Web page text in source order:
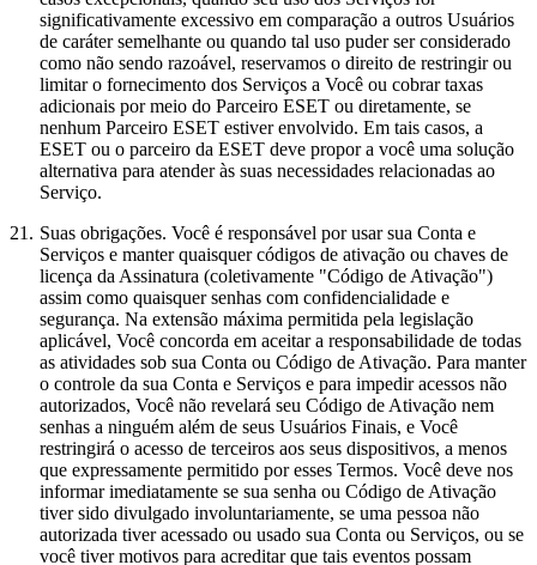
significativamente excessivo em comparação a outros Usuários
de caráter semelhante ou quando tal uso puder ser considerado
como não sendo razoável, reservamos o direito de restringir ou
limitar o fornecimento dos Serviços a Você ou cobrar taxas
adicionais por meio do Parceiro ESET ou diretamente, se
nenhum Parceiro ESET estiver envolvido. Em tais casos, a
ESET ou o parceiro da ESET deve propor a você uma solução
alternativa para atender às suas necessidades relacionadas ao
Serviço.
21. Suas obrigações. Você é responsável por usar sua Conta e
Serviços e manter quaisquer códigos de ativação ou chaves de
licença da Assinatura (coletivamente "Código de Ativação")
assim como quaisquer senhas com confidencialidade e
segurança. Na extensão máxima permitida pela legislação
aplicável, Você concorda em aceitar a responsabilidade de todas
as atividades sob sua Conta ou Código de Ativação. Para manter
o controle da sua Conta e Serviços e para impedir acessos não
autorizados, Você não revelará seu Código de Ativação nem
senhas a ninguém além de seus Usuários Finais, e Você
restringirá o acesso de terceiros aos seus dispositivos, a menos
que expressamente permitido por esses Termos. Você deve nos
informar imediatamente se sua senha ou Código de Ativação
tiver sido divulgado involuntariamente, se uma pessoa não
autorizada tiver acessado ou usado sua Conta ou Serviços, ou se
você tiver motivos para acreditar que tais eventos possam